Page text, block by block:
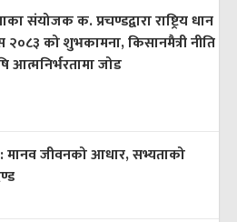
संयोजक क. प्रचण्डद्वारा राष्ट्रिय धान
२०८३ को शुभकामना, किसानमैत्री नीति
आत्मनिर्भरतामा जोड
मानव जीवनको आधार, सभ्यताको